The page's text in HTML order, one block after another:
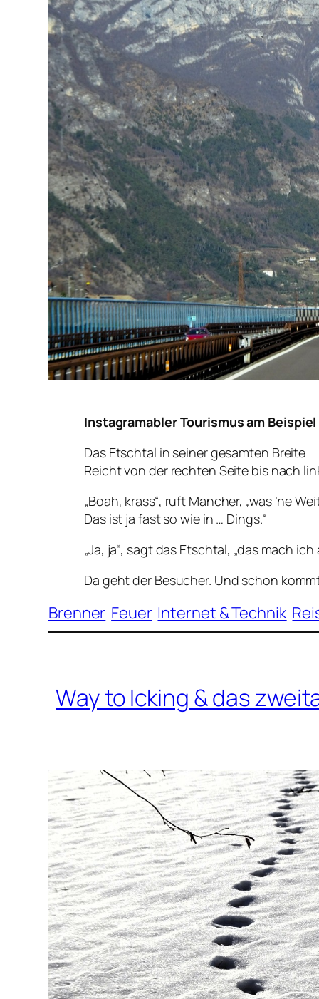
Instagramabler Tourismus am
Das Etschtal in seiner gesamten Breite
Reicht von der rechten Seite bis nach
„Boah, krass“, ruft Mancher, „was ’ne
Das ist ja fast so wie in … Dings.“
„Ja, ja“, sagt das Etschtal, „das mach
Da geht der Besucher. Und schon
Brenner Feuer Internet & Technik
Way to Icking & das